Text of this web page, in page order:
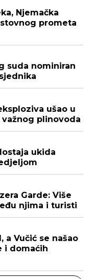
Njemačka
prometa
suda nominiran
ušao u
plinovoda
ukida
Garde: Više
njima i turisti
a Vučić se našao
i domaćih